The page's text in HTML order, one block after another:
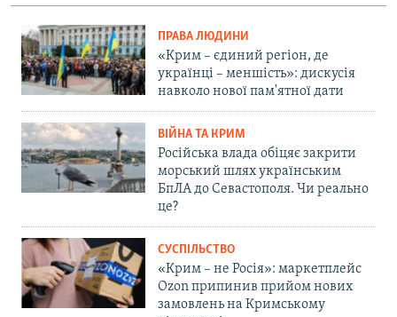
ПРАВА ЛЮДИНИ
«Крим – єдиний регіон, де
українці – меншість»: дискусія
навколо нової пам'ятної дати
ВІЙНА ТА КРИМ
Російська влада обіцяє закрити
морський шлях українським
БпЛА до Севастополя. Чи реально
це?
СУСПІЛЬСТВО
«Крим – не Росія»: маркетплейс
Ozon припинив прийом нових
замовлень на Кримському